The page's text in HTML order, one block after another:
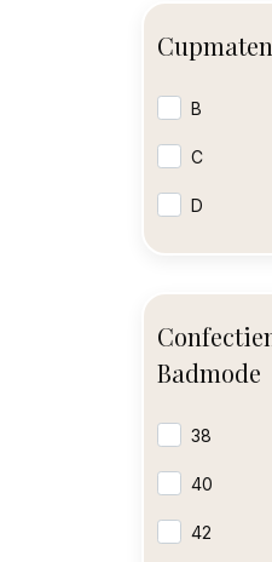
B
C
D
Badmode
38
40
42